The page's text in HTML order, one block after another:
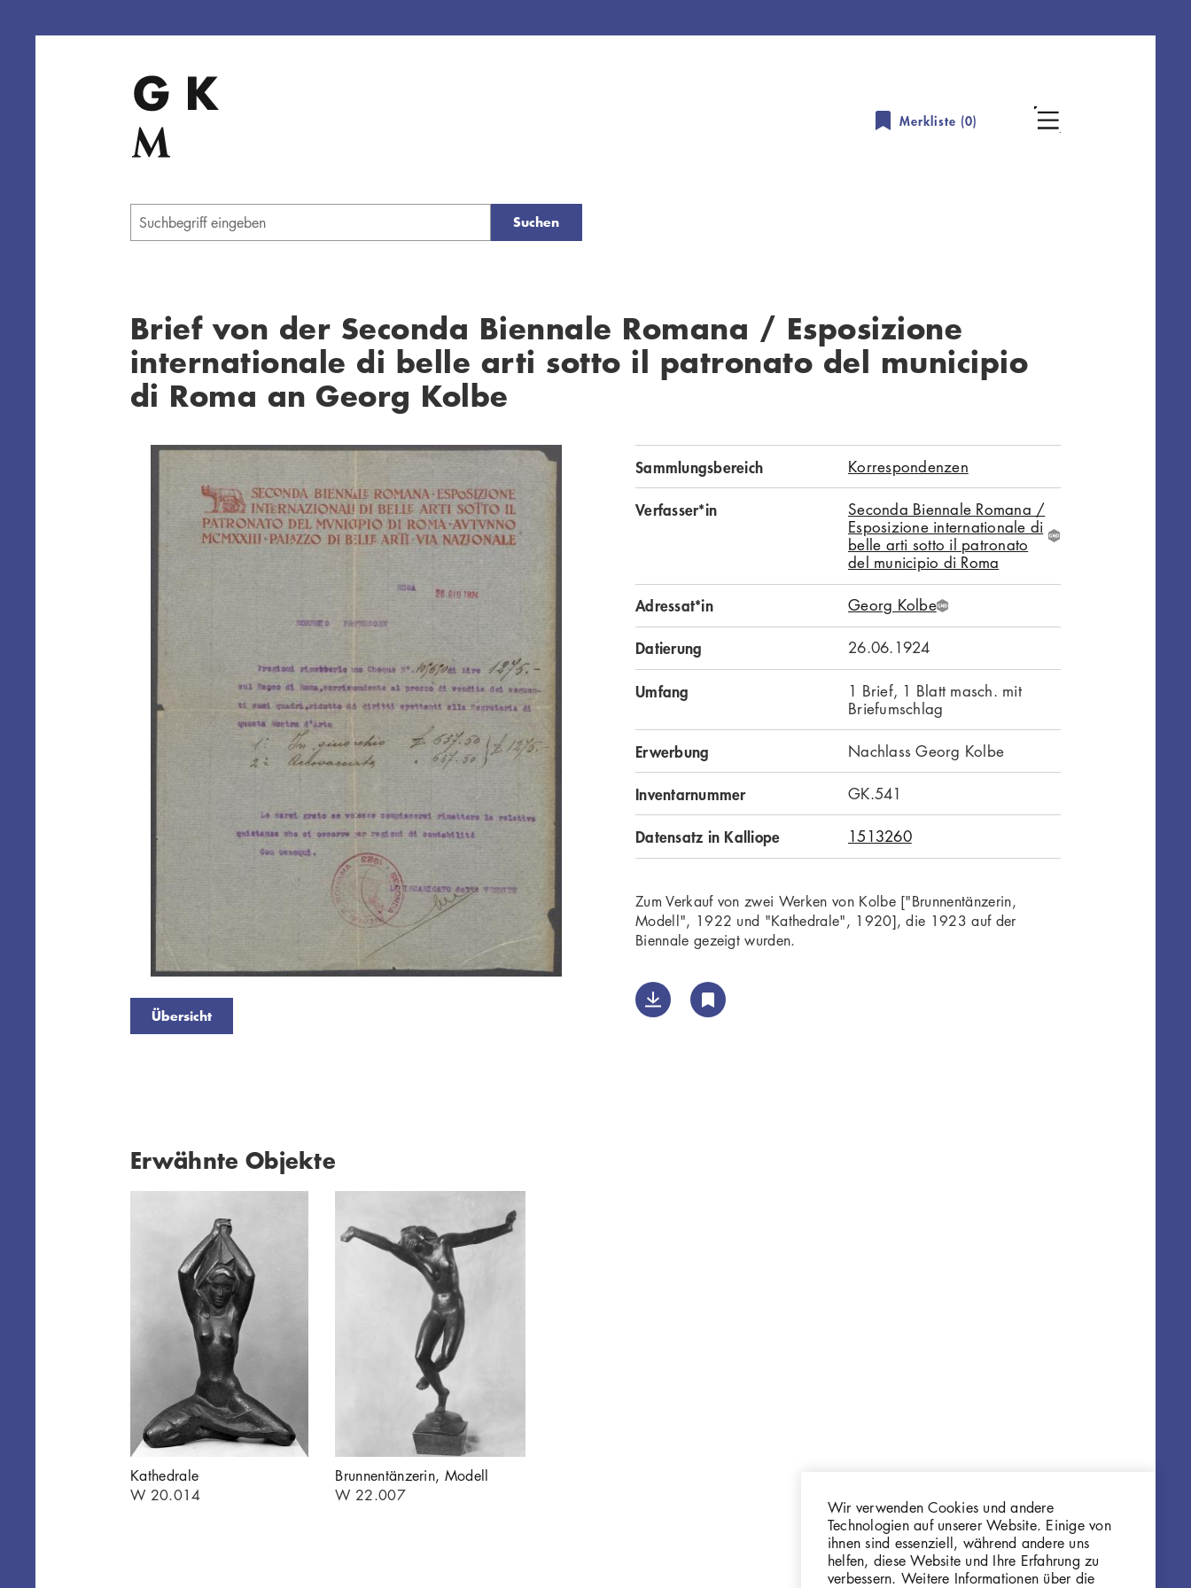
Merkliste (0)
Geben
Sie
ein
Suchen
Brief von der Seconda Biennale Romana / Esposizione
internationale di belle arti sotto il patronato del municipio
di Roma an Georg Kolbe
Übersicht schließen
Übersicht
Sammlungsbereich Korrespondenzen
Verfasser*in
Seconda Biennale Romana /
Esposizione internationale di
belle arti sotto il patronato
del municipio di Roma
G
D
Adressat*in Georg KolbeG
N
Datierung 26.06.1924
Umfang
1 Brief, 1 Blatt masch. mit
Briefumschlag
Erwerbung Nachlass Georg Kolbe
Inventarnummer GK.541
Datensatz in Kalliope 1513260
Zum Verkauf von zwei Werken von Kolbe ["Brunnentänzerin,
Modell", 1922 und "Kathedrale", 1920], die 1923 auf der
Biennale gezeigt wurden.
Erwähnte Objekte
Kathedrale
W 20.014
Brunnentänzerin, Modell
W 22.007
Wir verwenden Cookies und andere
Technologien auf unserer Website. Einige von
ihnen sind essenziell, während andere uns
helfen, diese Website und Ihre Erfahrung zu
verbessern. Weitere Informationen über die